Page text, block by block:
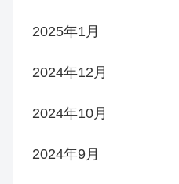
2025年1月
2024年12月
2024年10月
2024年9月